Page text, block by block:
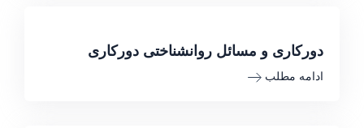
دورکاری و مسائل روانشناختی دورکاری
ادامه مطلب